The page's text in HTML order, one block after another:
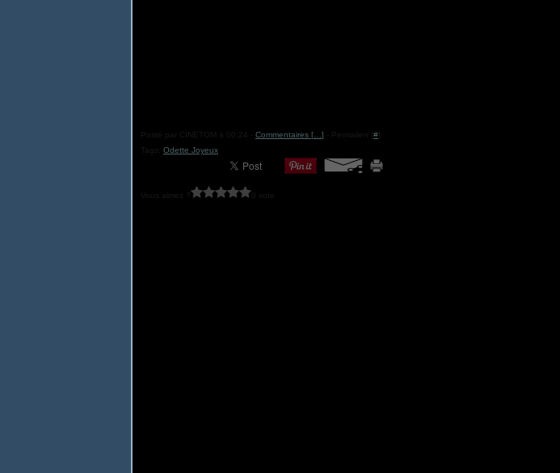
Posté par CINETOM à 00:24 - Commentaires [ ] - Permalien [ #
Odette Joyeux